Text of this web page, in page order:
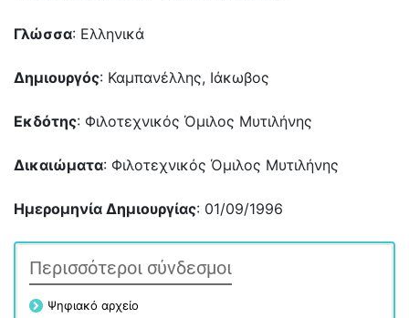
Γλώσσα: Ελληνικά
Δημιουργός: Καμπανέλλης, Ιάκωβος
Εκδότης: Φιλοτεχνικός Όμιλος Μυτιλήνης
Δικαιώματα: Φιλοτεχνικός Όμιλος Μυτιλήνης
Ημερομηνία Δημιουργίας: 01/09/1996
Περισσότεροι σύνδεσμοι
Ψηφιακό αρχείο